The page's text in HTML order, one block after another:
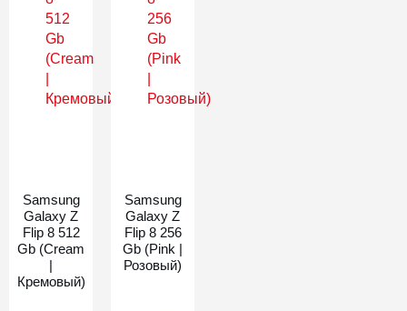
Samsung
Galaxy Z
Flip 8 512
Gb (Cream
|
Кремовый)
Samsung
Galaxy Z
Flip 8 256
Gb (Pink |
Розовый)